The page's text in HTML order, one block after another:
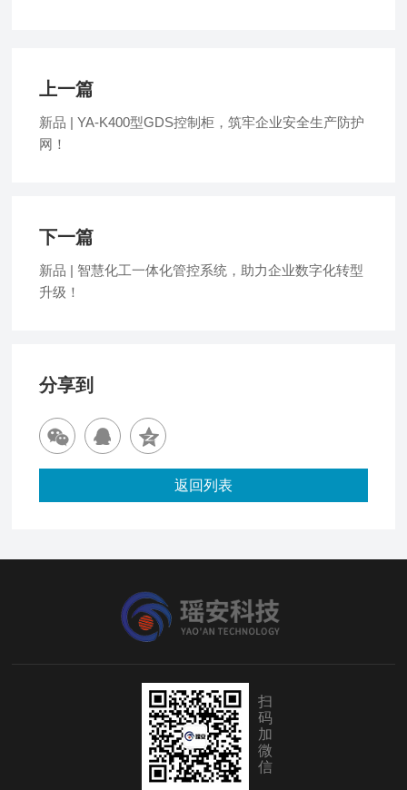
上一篇
新品 | YA-K400型GDS控制柜，筑牢企业安全生产防护
网！
下一篇
新品 | 智慧化工一体化管控系统，助力企业数字化转型
升级！
分享到
返回列表
扫
码
加
微
信